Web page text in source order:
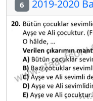
6 2019-2020